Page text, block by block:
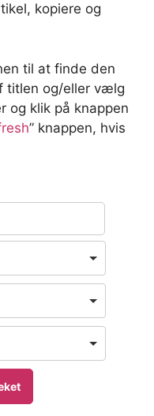
kopiere og
til at finde den
titlen og/eller vælg
og klik på knappen
” knappen, hvis